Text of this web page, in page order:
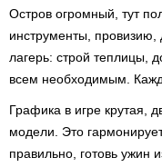
Остров огромный, тут
инструменты, провизию,
лагерь: строй теплицы,
всем необходимым.
Графика в игре крутая,
модели. Это
правильно, готовь ужин